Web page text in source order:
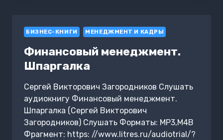
KPI
БИЗНЕС-КНИГИ МЕНЕДЖМЕНТ И КАДРЫ
Финансовый менеджмент.
Шпаргалка
Сергей Викторович Загородников Слушать
аудиокнигу Финансовый менеджмент.
Шпаргалка (Сергей Викторович
Загородников) Слушать Форматы: MP3,M4B
Фрагмент: https: //www.litres.ru/audiotrial/?